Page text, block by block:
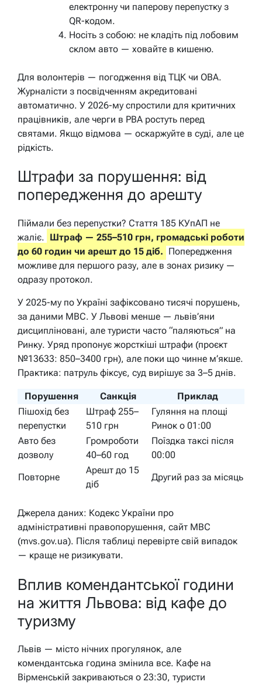
електронну чи паперову перепустку з
QR-кодом.
Носіть з собою: не кладіть під лобовим
склом авто — ховайте в кишеню.
Для волонтерів — погодження від ТЦК чи ОВА.
Журналісти з посвідченням акредитовані
автоматично. У 2026-му спростили для критичних
працівників, але черги в РВА ростуть перед
святами. Якщо відмова — оскаржуйте в суді, але це
рідкість.
Штрафи за порушення: від
попередження до арешту
Піймали без перепустки? Стаття 185 КУпАП не
жаліє. Штраф — 255–510 грн, громадські роботи
до 60 годин чи арешт до 15 діб. Попередження
можливе для першого разу, але в зонах ризику —
одразу протокол.
У 2025-му по Україні зафіксовано тисячі порушень,
за даними МВС. У Львові менше — львів’яни
дисципліновані, але туристи часто “паляються” на
Ринку. Уряд пропонує жорсткіші штрафи (проєкт
№13633: 850–3400 грн), але поки що чинне м’якше.
Практика: патруль фіксує, суд вирішує за 3–5 днів.
Порушення Санкція
Приклад
Пішохід без
перепустки
Штраф 255–
510 грн
Гуляння на площі
Ринок о 01:00
Авто без
дозволу
Громроботи
40–60 год
Поїздка таксі після
00:00
Повторне
Арешт до 15
діб
Другий раз за місяць
Джерела даних: Кодекс України про
адміністративні правопорушення, сайт МВС
(mvs.gov.ua). Після таблиці перевірте свій випадок
— краще не ризикувати.
Вплив комендантської години
на життя Львова: від кафе до
туризму
Львів — місто нічних прогулянок, але
комендантська година змінила все. Кафе на
Вірменській закриваються о 23:30, туристи